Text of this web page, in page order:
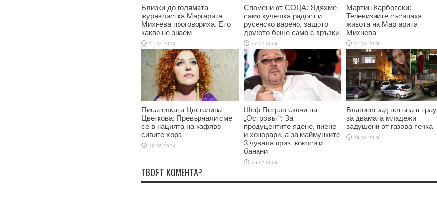
Близки до голямата
журналистка Маргарита
Михнева проговориха. Ето
какво не знаем
17.12.2024
Спомени от СОЦА: Ядяхме
само кучешка радост и
русенско варено, защото
другото беше само с връзки
17.12.2024
Мартин Карбовски:
Телевизиите съсипаха
живота на Маргарита
Михнева
17.12.2024
Писателката Цветелина
Цветкова: Превърнали сме
се в нацията на кафяво-
сивите хора
16.12.2024
Шеф Петров скочи на
„Островът“: За
продуцентите ядене, пиене
и хонорари, а за маймунките
3 чувала ориз, кокоси и
банани
16.12.2024
Благоевград потъна в
за двамата младежи,
задушени от газова печка
16.12.2024
ТВОЯТ КОМЕНТАР